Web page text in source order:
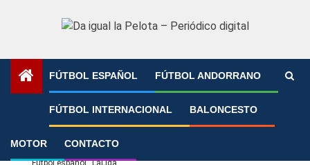
FÚTBOL ESPAÑOL FÚTBOL ANDORRANO
FÚTBOL INTERNACIONAL BALONCESTO
MOTOR CONTACTO
»
Fútbol español LaLiga